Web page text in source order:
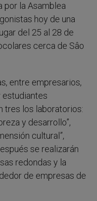
por la Asamblea
hoy de una
del 25 al 28 de
cerca de Sâo
entre empresarios,
estudiantes
tres los laboratorios:
y desarrollo”,
cultural”,
se realizarán
redondas y la
de empresas de